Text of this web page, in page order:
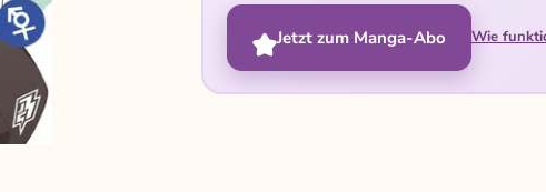
Jetzt zum Manga-Abo Wie